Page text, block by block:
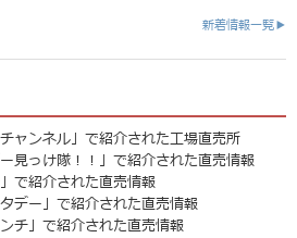
新着情報一覧▶
チャンネル」で紹介された工場直売所
ー見っけ隊！！」で紹介された直売情報
」で紹介された直売情報
タデー」で紹介された直売情報
ンチ」で紹介された直売情報